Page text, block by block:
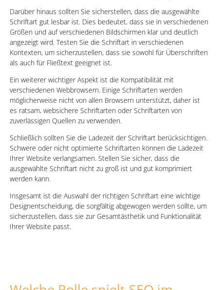
Darüber hinaus sollten Sie sicherstellen, dass die ausgewählte
Schriftart gut lesbar ist. Dies bedeutet, dass sie in verschiedenen
Größen und auf verschiedenen Bildschirmen klar und deutlich
angezeigt wird. Testen Sie die Schriftart in verschiedenen
Kontexten, um sicherzustellen, dass sie sowohl für Überschriften
als auch für Fließtext geeignet ist.
Ein weiterer wichtiger Aspekt ist die Kompatibilität mit
verschiedenen Webbrowsern. Einige Schriftarten werden
möglicherweise nicht von allen Browsern unterstützt, daher ist
es ratsam, websichere Schriftarten oder Schriftarten von
zuverlässigen Quellen zu verwenden.
Schließlich sollten Sie die Ladezeit der Schriftart berücksichtigen.
Schwere oder nicht optimierte Schriftarten können die Ladezeit
Ihrer Website verlangsamen. Stellen Sie sicher, dass die
ausgewählte Schriftart nicht zu groß ist und gut komprimiert
werden kann.
Insgesamt ist die Auswahl der richtigen Schriftart eine wichtige
Designentscheidung, die sorgfältig abgewogen werden sollte, um
sicherzustellen, dass sie zur Gesamtästhetik und Funktionalität
Ihrer Website passt.